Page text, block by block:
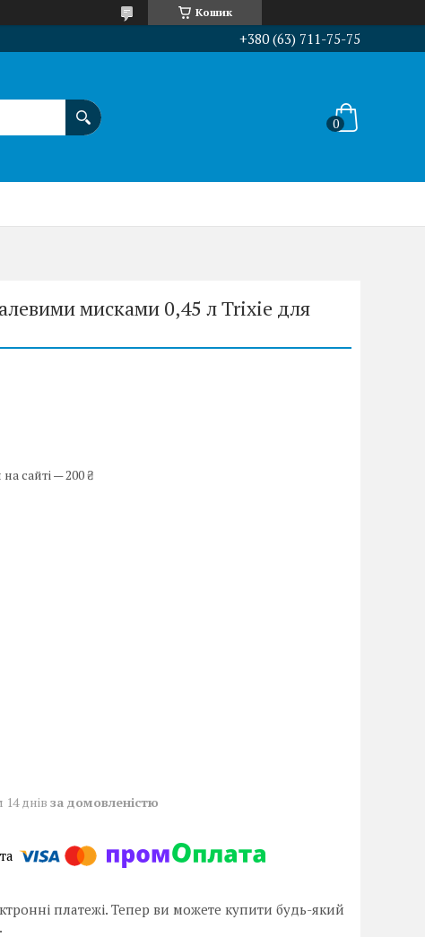
Кошик
+380 (63) 711-75-75
мисками 0,45 л Trixie для
сайті — 200 ₴
днів за домовленістю
платежі. Тепер ви можете купити будь-який